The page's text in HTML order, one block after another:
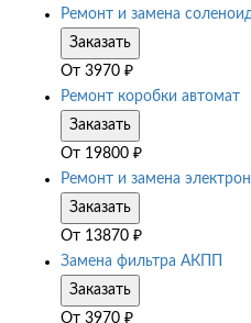
Ремонт и замена
Заказать
От 3970 ₽
Ремонт коробки автомат
Заказать
От 19800 ₽
Ремонт и замена
Заказать
От 13870 ₽
Замена фильтра АКПП
Заказать
От 3970 ₽